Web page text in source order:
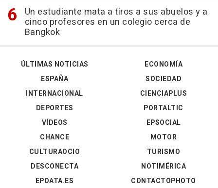
Un estudiante mata a tiros a sus abuelos y a
cinco profesores en un colegio cerca de
Bangkok
ÚLTIMAS NOTICIAS
ESPAÑA
INTERNACIONAL
DEPORTES
VÍDEOS
ECONOMÍA
SOCIEDAD
CIENCIAPLUS
PORTALTIC
EPSOCIAL
CHANCE
CULTURAOCIO
DESCONECTA
EPDATA.ES
MOTOR
TURISMO
NOTIMÉRICA
CONTACTOPHOTO